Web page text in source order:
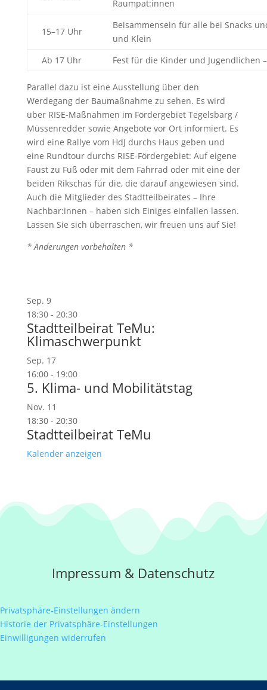
Raumpat:innen
15–17 Uhr
Beisammensein für alle bei Snacks
und Klein
Ab 17 Uhr
Fest für die Kinder und Jugendlichen
Parallel dazu ist eine Ausstellung über den
Werdegang der Baumaßnahme zu sehen. Es wird
über RISE-Maßnahmen im Fördergebiet Tegelsbarg /
Müssenredder sowie Angebote vor Ort informiert. Es
wird eine Rallye vom HdJ durchs Haus geben und
eine Rundtour durchs RISE-Fördergebiet: Auf eigene
Faust zu Fuß oder mit dem Fahrrad oder mit eine der
beiden Rikschas für die, die darauf angewiesen sind.
Auch die Mitglieder des Stadtteilbeirates – Ihre
Nachbar:innen – haben sich Einiges einfallen lassen.
Lassen Sie sich überraschen, wir freuen uns auf Sie!
* Änderungen vorbehalten *
Sep. 9
18:30- 20:30
Stadtteilbeirat TeMu:
Klimaschwerpunkt
Sep. 17
16:00- 19:00
5. Klima- und Mobilitätstag
Nov. 11
18:30- 20:30
Stadtteilbeirat TeMu
Kalender anzeigen
Impressum & Datenschutz
Privatsphäre-Einstellungen ändern
Historie der Privatsphäre-Einstellungen
Einwilligungen widerrufen